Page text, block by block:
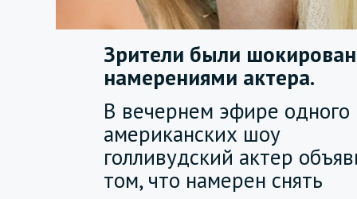
Зрители были
намерениями актера.
В вечернем эфире одного
американских шоу
голливудский актер
том, что намерен снять